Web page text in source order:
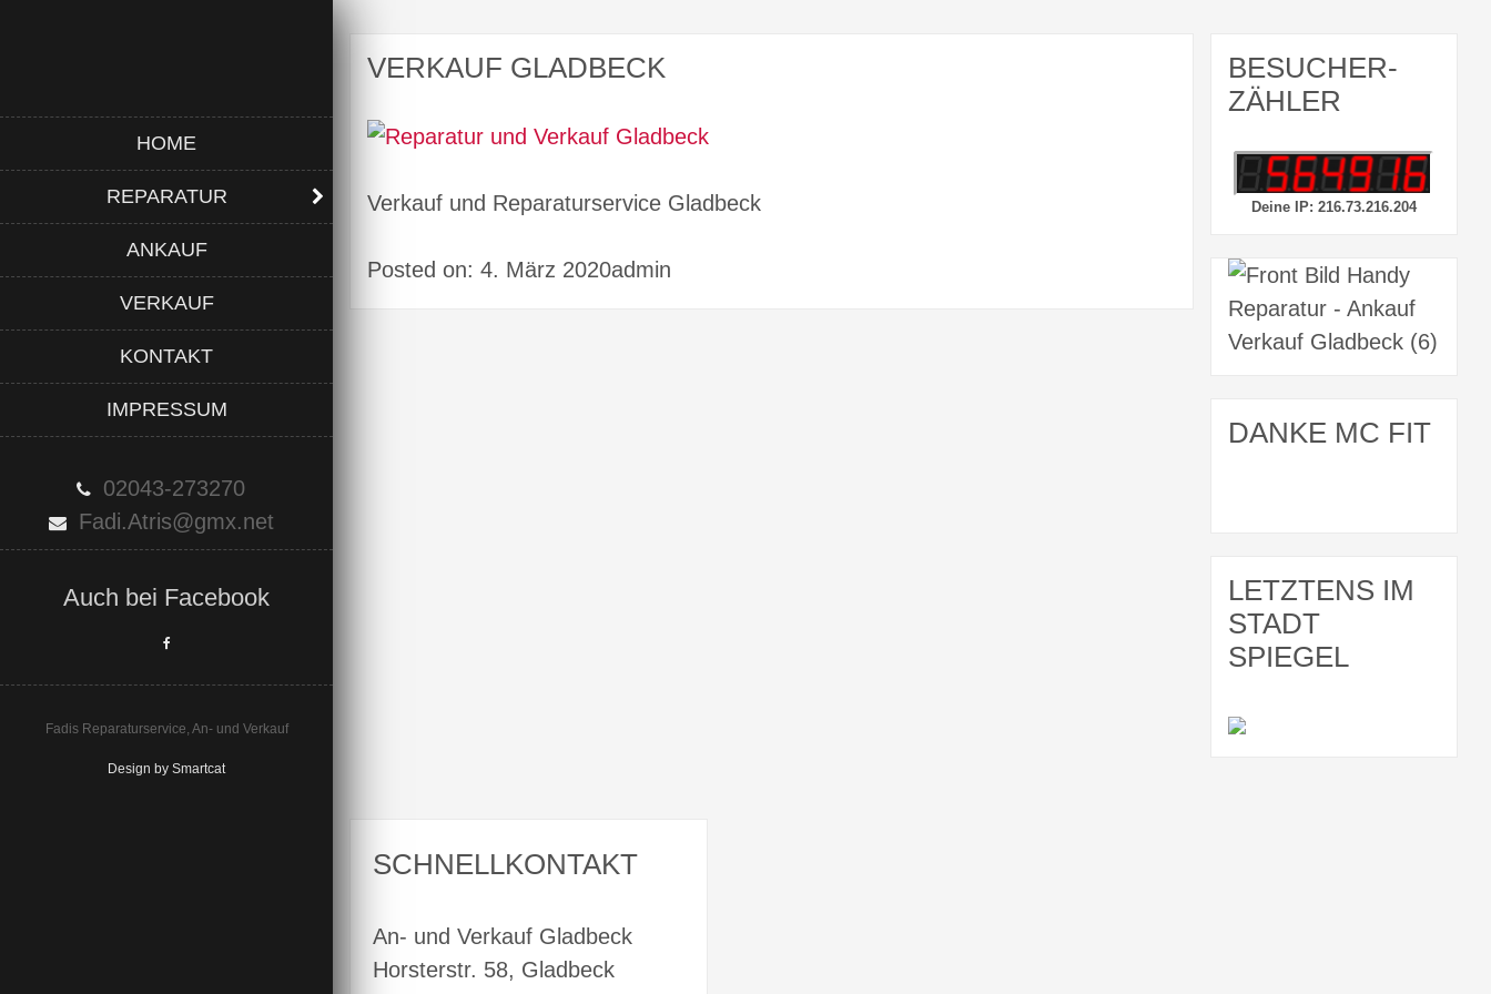
HOME
REPARATUR
ANKAUF
VERKAUF
KONTAKT
IMPRESSUM
02043-273270
Fadi.Atris@gmx.net
Auch bei Facebook
Fadis Reparaturservice, An- und Verkauf
Design by Smartcat
VERKAUF GLADBECK
Verkauf und Reparaturservice Gladbeck
Posted on: 4. März 2020admin
BESUCHER-
ZÄHLER
Deine IP: 216.73.216.204
DANKE MC FIT
LETZTENS IM
STADT
SPIEGEL
SCHNELLKONTAKT
An- und Verkauf Gladbeck
Horsterstr. 58, Gladbeck